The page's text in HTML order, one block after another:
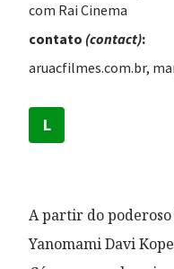
com Rai Cinema
contato (contact):
aruacfilmes.com.br,
L
A partir do
Yanomami Davi